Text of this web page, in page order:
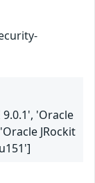
9.0.1', 'Oracle
JRockit